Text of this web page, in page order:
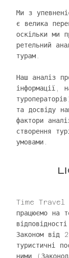
Ми з
є велика
оскільки ми
ретельний
турам.
Наш аналіз
інформації,
та досвіду
фактори
створення
умовами.
Time Travel є
працюємо на
Законом від
туристичні
ними